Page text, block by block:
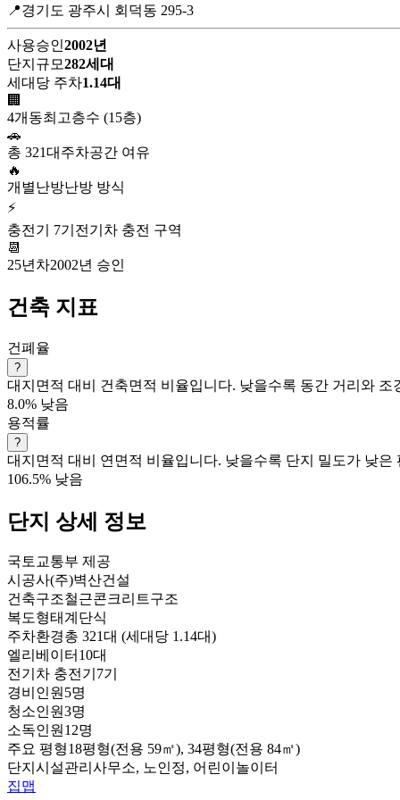
📍경기도 광주시 회덕동 295-3
사용승인2002년
단지규모282세대
세대당 주차1.14대
🏢
4개동최고층수 (15층)
🚗
총 321대 주차공간 여유
🔥
개별난방난방 방식
⚡
충전기 7기 전기차 충전 구역
📆
25년차2002년 승인
건축 지표
건폐율
?
대지면적 대비 건축면적 비율입니다. 낮을수록 동간 거리와 조
8.0% 낮음
용적률
?
대지면적 대비 연면적 비율입니다. 낮을수록 단지 밀도가 낮은
106.5% 낮음
단지 상세 정보
국토교통부 제공
시공사(주)벽산건설
건축구조철근콘크리트구조
복도형태계단식
주차환경총 321대 (세대당 1.14대)
엘리베이터 10대
전기차 충전기 7기
경비인원5명
청소인원3명
소독인원12명
주요 평형18평형(전용 59㎡), 34평형(전용 84㎡)
단지시설관리사무소, 노인정, 어린이놀이터
집맵